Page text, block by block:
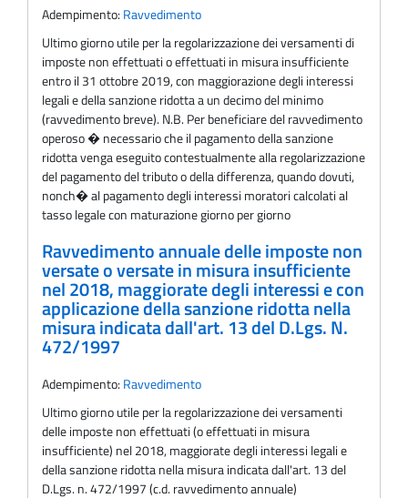
Adempimento: Ravvedimento
Ultimo giorno utile per la regolarizzazione dei versamenti di
imposte non effettuati o effettuati in misura insufficiente
entro il 31 ottobre 2019, con maggiorazione degli interessi
legali e della sanzione ridotta a un decimo del minimo
(ravvedimento breve). N.B. Per beneficiare del ravvedimento
operoso � necessario che il pagamento della sanzione
ridotta venga eseguito contestualmente alla regolarizzazione
del pagamento del tributo o della differenza, quando dovuti,
nonch� al pagamento degli interessi moratori calcolati al
tasso legale con maturazione giorno per giorno
Ravvedimento annuale delle imposte non
versate o versate in misura insufficiente
nel 2018, maggiorate degli interessi e con
applicazione della sanzione ridotta nella
misura indicata dall'art. 13 del D.Lgs. N.
472/1997
Adempimento: Ravvedimento
Ultimo giorno utile per la regolarizzazione dei versamenti
delle imposte non effettuati (o effettuati in misura
insufficiente) nel 2018, maggiorate degli interessi legali e
della sanzione ridotta nella misura indicata dall'art. 13 del
D.Lgs. n. 472/1997 (c.d. ravvedimento annuale)